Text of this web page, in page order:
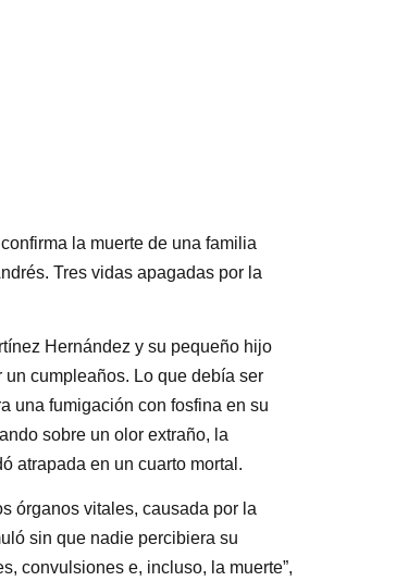
la muerte de una familia
Tres vidas apagadas por la
Hernández y su pequeño hijo
cumpleaños. Lo que debía ser
una fumigación con fosfina en su
sobre un olor extraño, la
atrapada en un cuarto mortal.
órganos vitales, causada por la
sin que nadie percibiera su
convulsiones e, incluso, la muerte”,